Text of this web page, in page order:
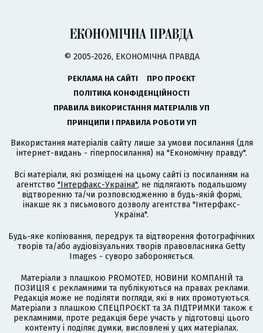
© 2005-2026, ЕКОНОМІЧНА ПРАВДА
РЕКЛАМА НА САЙТІ
ПРО ПРОЄКТ
ПОЛІТИКА КОНФІДЕНЦІЙНОСТІ
ПРАВИЛА ВИКОРИСТАННЯ МАТЕРІАЛІВ УП
ПРИНЦИПИ І ПРАВИЛА РОБОТИ УП
Використання матеріалів сайту лише за умови посилання (для
інтернет-видань - гіперпосилання) на "Економічну правду".
Всі матеріали, які розміщені на цьому сайті із посиланням на
агентство "Інтерфакс-Україна", не підлягають подальшому
відтворенню та/чи розповсюдженню в будь-якій формі,
інакше як з письмового дозволу агентства "Інтерфакс-
Україна".
Будь-яке копіювання, передрук та відтворення фотографічних
творів та/або аудіовізуальних творів правовласника Getty
Images - суворо забороняється.
Матеріали з плашкою PROMOTED, НОВИНИ КОМПАНІЙ та
ПОЗИЦІЯ є рекламними та публікуються на правах реклами.
Редакція може не поділяти погляди, які в них промотуються.
Матеріали з плашкою СПЕЦПРОЄКТ та ЗА ПІДТРИМКИ також є
рекламними, проте редакція бере участь у підготовці цього
контенту і поділяє думки, висловлені у цих матеріалах.